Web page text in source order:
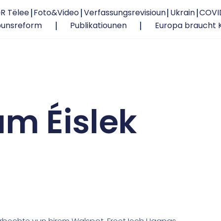
Tëlee Foto&Video Verfassungsrevisioun Ukrain
Publikatiounen Europa braucht
Éislek